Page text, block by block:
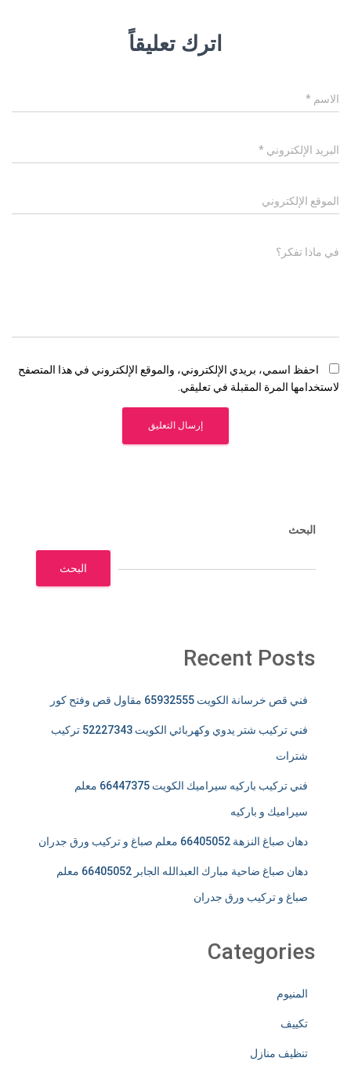
اترك تعليقاً
الاسم *
البريد الإلكتروني *
الموقع الإلكتروني
في ماذا تفكر؟
احفظ اسمي، بريدي الإلكتروني، والموقع الإلكتروني في هذا المتصفح
لاستخدامها المرة المقبلة في تعليقي.
البحث
البحث
Recent Posts
فني قص خرسانة الكويت 65932555 مقاول قص وفتح كور
فني تركيب شتر يدوي وكهربائي الكويت 52227343 تركيب
شترات
فني تركيب باركيه سيراميك الكويت 66447375 معلم
سيراميك و باركيه
دهان صباغ النزهة 66405052 معلم صباغ و تركيب ورق جدران
دهان صباغ ضاحية مبارك العبدالله الجابر 66405052 معلم
صباغ و تركيب ورق جدران
Categories
المنيوم
تكييف
تنظيف منازل